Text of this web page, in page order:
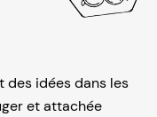
des idées dans les
et attachée